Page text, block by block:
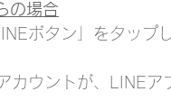
の場合
ボタン」をタップし
ウントが、LINEア